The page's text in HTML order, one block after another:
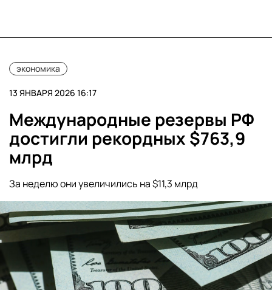
экономика
13 ЯНВАРЯ 2026 16:17
Международные резервы РФ
достигли рекордных $763,9
млрд
За неделю они увеличились на $11,3 млрд